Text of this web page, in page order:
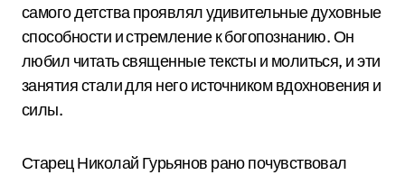
самого детства проявлял удивительные духовные
способности и стремление к богопознанию. Он
любил читать священные тексты и молиться, и эти
занятия стали для него источником вдохновения и
силы.
Старец Николай Гурьянов рано почувствовал